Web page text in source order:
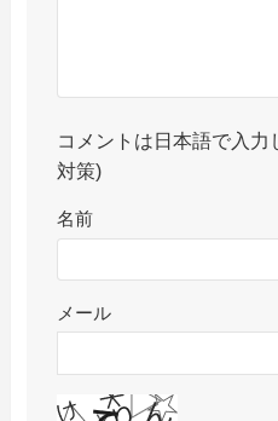
コメントは日本語で入力
対策)
名前
メール